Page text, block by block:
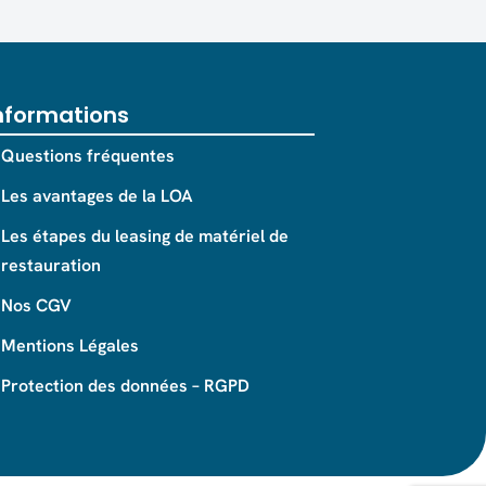
Questions fréquentes
Les avantages de la LOA
Les étapes du leasing de matériel de
restauration
Nos CGV
Mentions Légales
Protection des données – RGPD